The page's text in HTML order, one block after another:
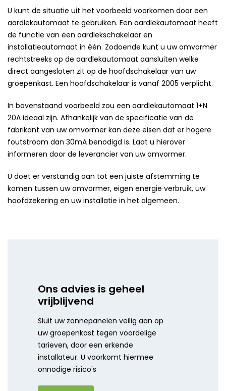
U kunt de situatie uit het voorbeeld voorkomen door een
aardlekautomaat te gebruiken. Een aardlekautomaat heeft
de functie van een aardlekschakelaar en
installatieautomaat in één. Zodoende kunt u uw omvormer
rechtstreeks op de aardlekautomaat aansluiten welke
direct aangesloten zit op de hoofdschakelaar van uw
groepenkast. Een hoofdschakelaar is vanaf 2005 verplicht.
In bovenstaand voorbeeld zou een aardlekautomaat 1+N
20A ideaal zijn. Afhankelijk van de specificatie van de
fabrikant van uw omvormer kan deze eisen dat er hogere
foutstroom dan 30mA benodigd is. Laat u hierover
informeren door de leverancier van uw omvormer.
U doet er verstandig aan tot een juiste afstemming te
komen tussen uw omvormer, eigen energie verbruik, uw
hoofdzekering en uw installatie in het algemeen.
Ons advies is geheel
vrijblijvend
Sluit uw zonnepanelen veilig aan op
uw groepenkast tegen voordelige
tarieven, door een erkende
installateur. U voorkomt hiermee
onnodige risico's